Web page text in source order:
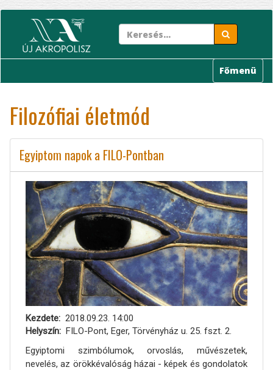
tartalomra
Főmenü
Filozófiai életmód
Egyiptom napok a FILO-Pontban
Kezdete
2018.09.23. 14:00
Helyszín
FILO-Pont, Eger, Törvényház u. 25. fszt. 2.
Egyiptomi szimbólumok, orvoslás, művészetek,
nevelés, az örökkévalóság házai - képek és gondolatok